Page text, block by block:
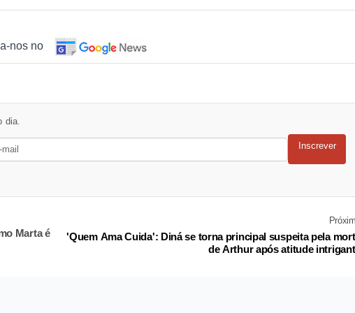
nos no
dia.
Inscrever
Marta é
'Quem Ama Cuida': Diná se torna principal suspeita pela
de Arthur após atitude